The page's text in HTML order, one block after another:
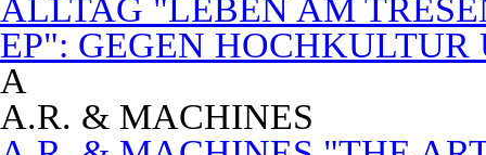
ALLTAG "LEBEN AM
EP": GEGEN
A
A.R. & MACHINES